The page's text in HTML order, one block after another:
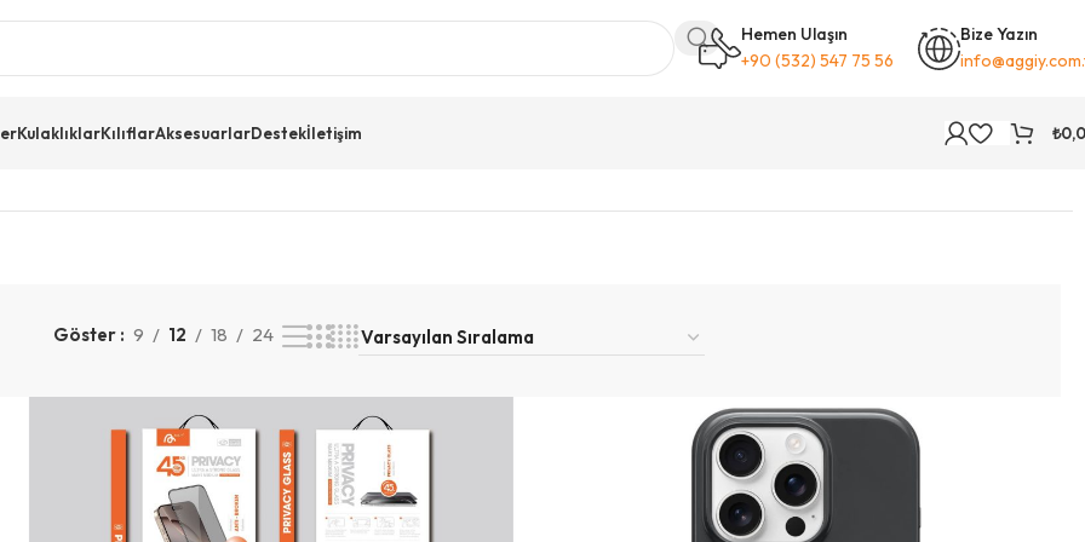
Hemen Ulaşın
+90 (532) 547 75 56
Bize Yazın
KulaklıklarKılıflarAksesuarlarDestekİletişim ₺
Göster 9 12 18 24